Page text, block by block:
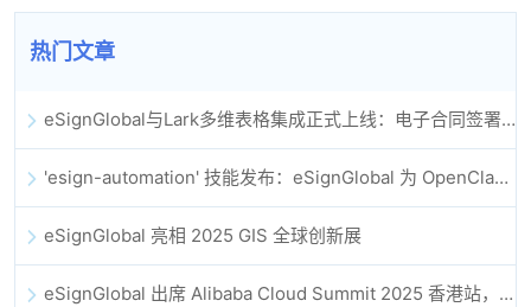
热门文章
eSignGlobal与Lark多维表格集成正式上线：电子合同签署归档全程自动化
'esign-automation' 技能发布：eSignGlobal 为 OpenClaw 提供自动化电子签名能力
eSignGlobal 亮相 2025 GIS 全球创新展
eSignGlobal 出席 Alibaba Cloud Summit 2025 香港站，共同探讨 AI 驱动的云创新与数字信任未来